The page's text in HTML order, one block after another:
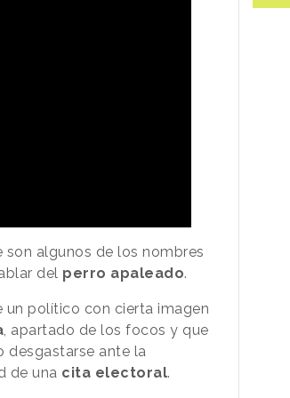
son algunos de los nombres
del perro apaleado.
un político con cierta imagen
, apartado de los focos y que
desgastarse ante la
de una cita electoral.